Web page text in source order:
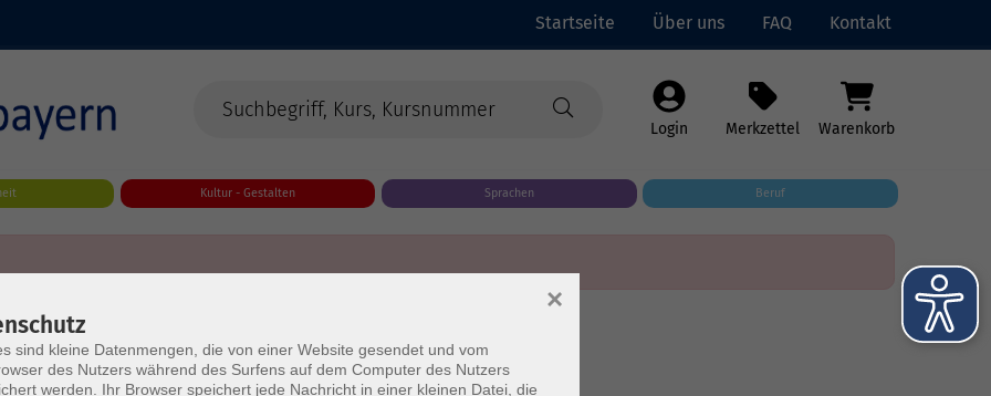
Startseite Über uns FAQ Kontakt
Login Merkzettel Warenkorb
Kultur - Gestalten Sprachen Beruf
sind kleine Datenmengen, die von einer Website gesendet und vom
des Nutzers während des Surfens auf dem Computer des Nutzers
werden. Ihr Browser speichert jede Nachricht in einer kleinen Datei, die
×